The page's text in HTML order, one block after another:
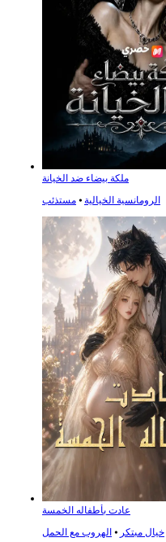
ملكة بيضاء ضد الخيانة
الرومانسية الخيالية ⦁ مستذئب
عادت بأطفاله الخمسة
خيال مبتكر ⦁ الهروب مع الحمل